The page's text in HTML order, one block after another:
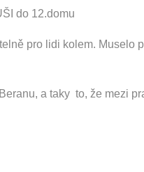
do 12.domu
pro lidi kolem. Muselo
a taky to, že mezi